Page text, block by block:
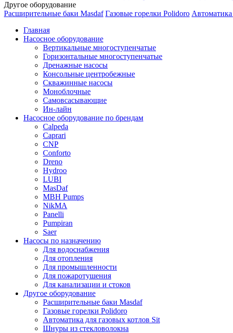
Другое оборудование
Расширительные баки Masdaf Газовые горелки Polidoro Автоматика
Главная
Насосное оборудование
Вертикальные многоступенчатые
Горизонтальные многоступенчатые
Дренажные насосы
Консольные центробежные
Скважинные насосы
Моноблочные
Самовсасывающие
Ин-лайн
Насосное оборудование по брендам
Calpeda
Caprari
CNP
Conforto
Dreno
Hydroo
LUBI
MasDaf
MBH Pumps
NikMA
Panelli
Pumpiran
Saer
Насосы по назначению
Для водоснабжения
Для отопления
Для промышленности
Для пожаротушения
Для канализации и стоков
Другое оборудование
Расширительные баки Masdaf
Газовые горелки Polidoro
Автоматика для газовых котлов Sit
Шнуры из стекловолокна